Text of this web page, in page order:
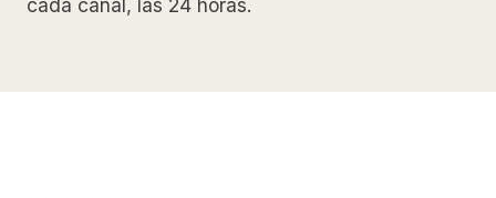
cada canal, las 24 horas.